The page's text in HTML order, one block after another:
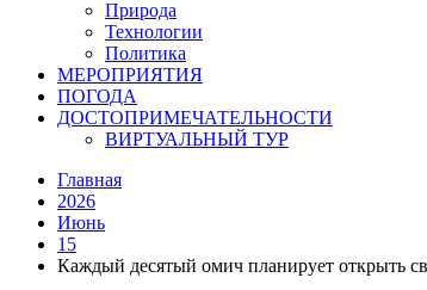
Природа
Технологии
Политика
МЕРОПРИЯТИЯ
ПОГОДА
ДОСТОПРИМЕЧАТЕЛЬНОСТИ
ВИРТУАЛЬНЫЙ ТУР
Главная
2026
Июнь
15
Каждый десятый омич планирует открыть